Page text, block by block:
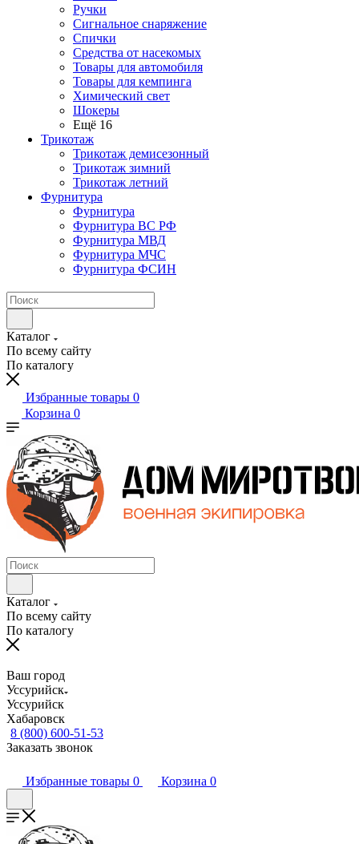
Ручки
Сигнальное снаряжение
Спички
Средства от насекомых
Товары для автомобиля
Товары для кемпинга
Химический свет
Шокеры
Ещё 16
Трикотаж
Трикотаж демисезонный
Трикотаж зимний
Трикотаж летний
Фурнитура
Фурнитура
Фурнитура ВС РФ
Фурнитура МВД
Фурнитура МЧС
Фурнитура ФСИН
Каталог
По всему сайту
По каталогу
Избранные товары 0
Корзина 0
Каталог
По всему сайту
По каталогу
Ваш город
Уссурийск
Уссурийск
Хабаровск
8 (800) 600-51-53
Заказать звонок
Избранные товары 0 Корзина 0